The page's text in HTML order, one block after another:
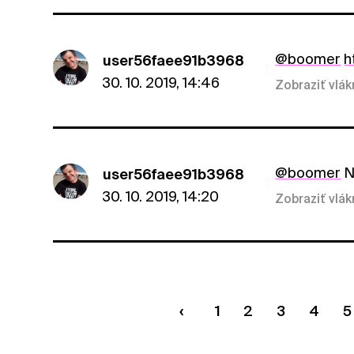
user56faee91b3968
30. 10. 2019, 14:46
@boomer
Zobraziť
user56faee91b3968
30. 10. 2019, 14:20
@boomer
Zobraziť
1 2 3 4 5